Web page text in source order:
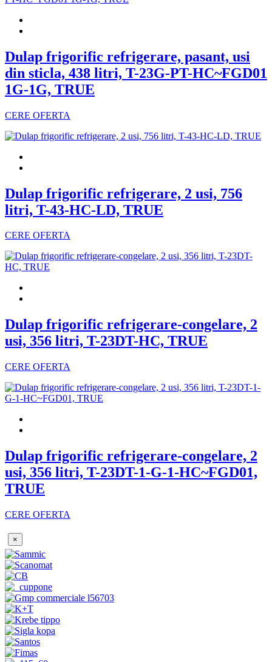
Dulap frigorific refrigerare, pasant, usi
din sticla, 438 litri, T-23G-PT-HC~FGD01
1G-1G, TRUE
CERE OFERTA
Dulap frigorific refrigerare, 2 usi, 756
litri, T-43-HC-LD, TRUE
CERE OFERTA
Dulap frigorific refrigerare-congelare, 2
usi, 356 litri, T-23DT-HC, TRUE
CERE OFERTA
Dulap frigorific refrigerare-congelare, 2
usi, 356 litri, T-23DT-1-G-1-HC~FGD01,
TRUE
CERE OFERTA
×